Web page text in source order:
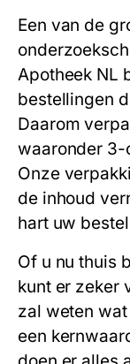
Een van de
Apotheek NL
bestellingen
Daarom
waaronder 3-
Onze
de inhoud
hart uw
Of u nu thuis
kunt er zeker
zal weten
een